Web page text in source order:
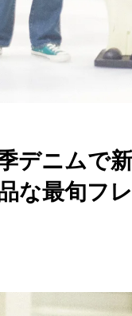
デニムで
な最旬フ